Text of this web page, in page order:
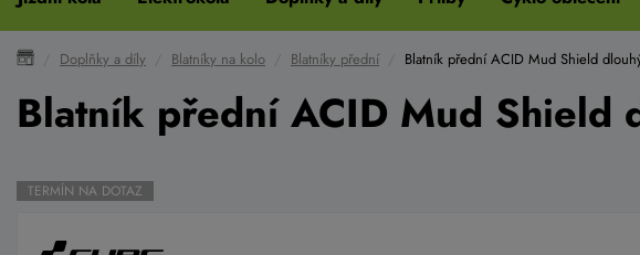
Doplňky a díly Blatníky na kolo Blatníky přední Blatník přední ACID Mud Shield
Blatník přední ACID Mud Shield
TERMÍN NA DOTAZ